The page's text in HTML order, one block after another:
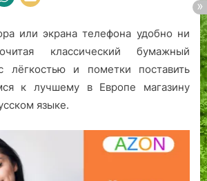
или экрана телефона удобно ни
классический бумажный
лёгкостью и пометки поставить
к лучшему в Европе магазину
языке.